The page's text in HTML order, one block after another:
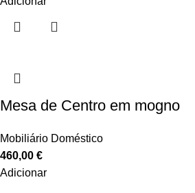
Mesa de Centro em mogno
Mobiliário Doméstico
460,00 €
Adicionar